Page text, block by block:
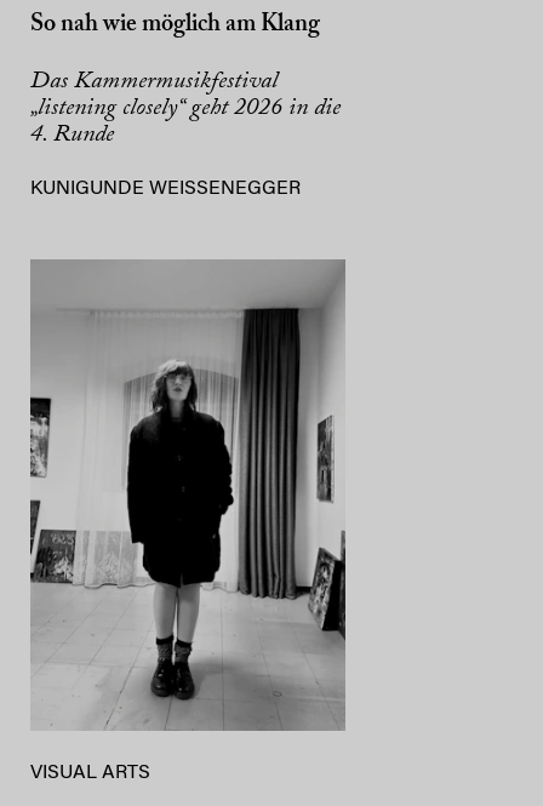
So nah wie möglich am Klang
Das Kammermusikfestival
„listening closely“ geht 2026 in die
4. Runde
KUNIGUNDE WEISSENEGGER
VISUAL ARTS